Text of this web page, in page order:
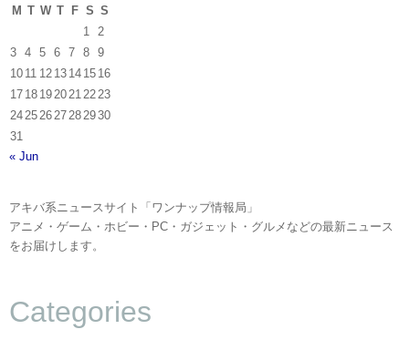
M T W T F S S
1
2
3
4 5 6 7 8
9
10 11 12 13 14 15 16
17 18 19 20 21 22 23
24 25 26 27 28 2930
31
« Jun
アキバ系ニュースサイト「ワンナップ情報局」
アニメ・ゲーム・ホビー・PC・ガジェット・グルメなどの最新ニュース
をお届けします。
Categories